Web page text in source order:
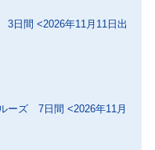
日間 <2026年11月11日出
ーズ 7日間 <2026年11月